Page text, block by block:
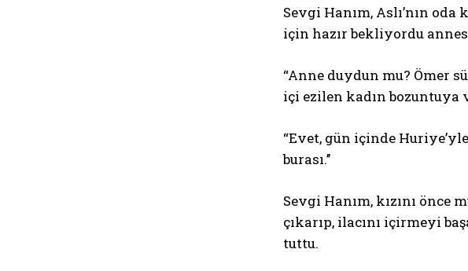
Sevgi Hanım, Aslı’nın
için hazır bekliyordu
“Anne duydun mu? Ömer
içi ezilen kadın bozuntuya
“Evet, gün içinde
burası.’’
Sevgi Hanım, kızını önce
çıkarıp, ilacını içirmeyi
tuttu.